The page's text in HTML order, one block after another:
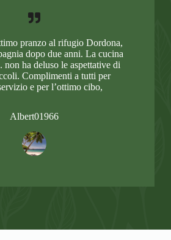
pranzo al rifugio Dordona,
dopo due anni. La cucina
non ha deluso le aspettative di
Complimenti a tutti per
e per l’ottimo cibo,
Albert01966